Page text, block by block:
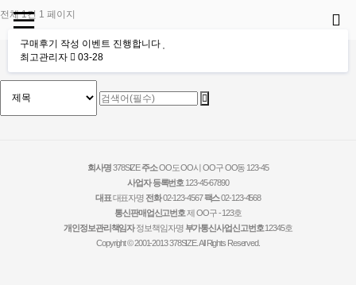
전체 1건 1 페이지
구매후기 작성 이벤트 진행합니다
최고관리자
03-28
회사명378SIZE 주소OO도 OO시 OO구 OO동 123-45
사업자 등록번호 123-45-67890
대표대표자명 전화02-123-4567팩스02-123-4568
통신판매업신고번호제 OO구 - 123호
개인정보관리책임자정보책임자명 부가통신사업신고번호12345호
Copyright © 2001-2013 378SIZE. All Rights Reserved.